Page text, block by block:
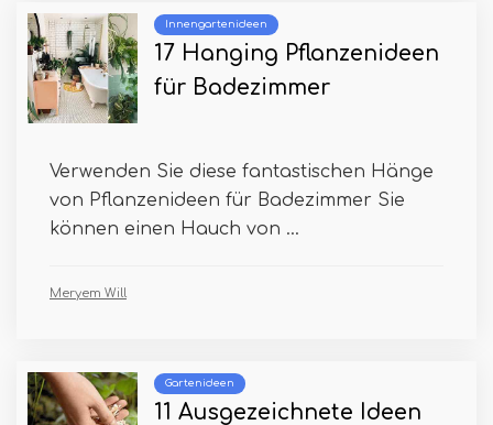
Innengartenideen
17 Hanging Pflanzenideen
für Badezimmer
Verwenden Sie diese fantastischen Hänge
von Pflanzenideen für Badezimmer Sie
können einen Hauch von ...
Meryem Will
Gartenideen
11 Ausgezeichnete Ideen